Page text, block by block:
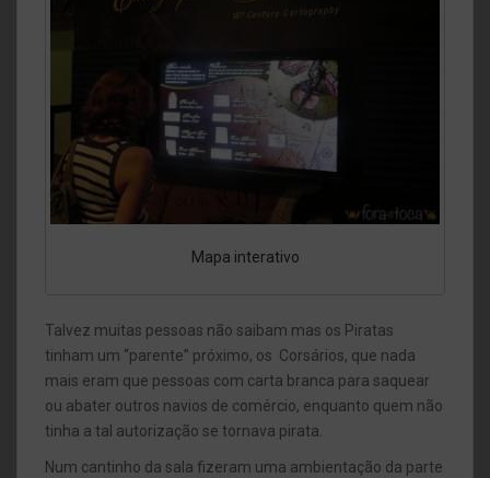
Mapa interativo
Talvez muitas pessoas não saibam mas os Piratas
tinham um “parente” próximo, os Corsários, que nada
mais eram que pessoas com carta branca para saquear
ou abater outros navios de comércio, enquanto quem não
tinha a tal autorização se tornava pirata.
Num cantinho da sala fizeram uma ambientação da parte